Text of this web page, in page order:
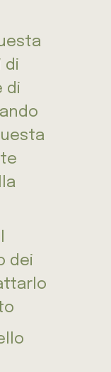
di
di
dei